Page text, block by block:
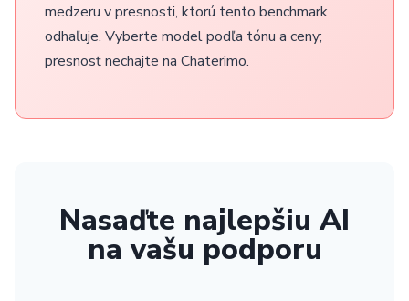
medzeru v presnosti, ktorú tento benchmark
odhaľuje. Vyberte model podľa tónu a ceny;
presnosť nechajte na Chaterimo.
Nasaďte najlepšiu AI
na vašu podporu